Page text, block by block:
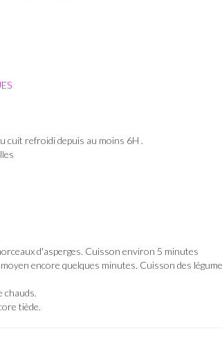
cuit refroidi depuis au moins 6H .
d'asperges. Cuisson environ 5 minutes
encore quelques minutes. Cuisson des
chauds.
tiède.